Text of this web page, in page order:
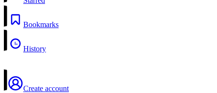
Bookmarks
History
Create account